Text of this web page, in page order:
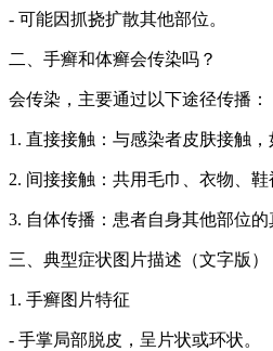
- 可能因抓挠扩散其他部位。
二、手癣和体癣会传染吗？
会传染，主要通过以下途径传播：
1. 直接接触：与感染者皮肤接触，
2. 间接接触：共用毛巾、衣物、鞋
3. 自体传播：患者自身其他部位
三、典型症状图片描述（文字版）
1. 手癣图片特征
- 手掌局部脱皮，呈片状或环状。